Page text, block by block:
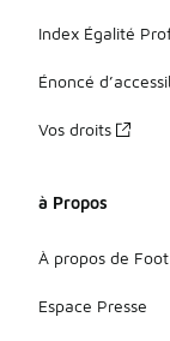
Index Égalité
Énoncé
Vos droits
à Propos
À propos de
Espace Presse